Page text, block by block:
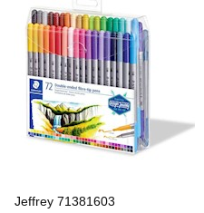
Jeffrey 71381603